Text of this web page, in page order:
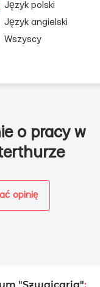
Język polski
Język angielski
Wszyscy
o pracy w
opinię